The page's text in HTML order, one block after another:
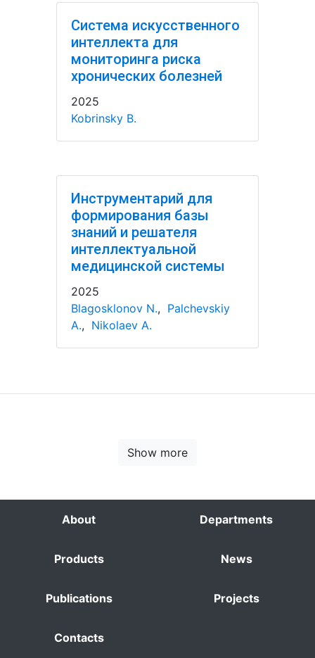
Система искусственного
интеллекта для
мониторинга риска
хронических болезней
2025
Kobrinsky B.
Инструментарий для
формирования базы
знаний и решателя
интеллектуальной
медицинской системы
2025
Blagosklonov N., Palchevskiy
A., Nikolaev A.
Show more
About Departments
Products News
Publications Projects
Contacts